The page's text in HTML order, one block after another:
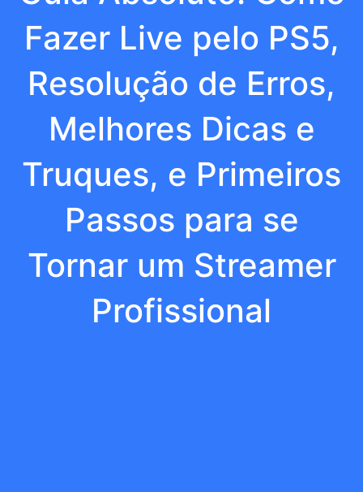
Fazer Live pelo PS5,
Resolução de Erros,
Melhores Dicas e
Truques, e Primeiros
Passos para se
Tornar um Streamer
Profissional